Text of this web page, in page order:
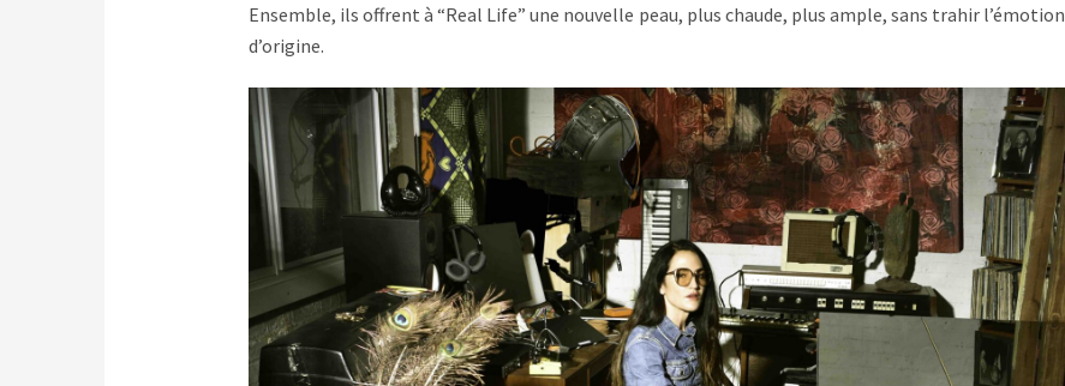
Ensemble, ils offrent à “Real Life” une nouvelle peau, plus chaude, plus ample, sans trahir l’émotion
d’origine.